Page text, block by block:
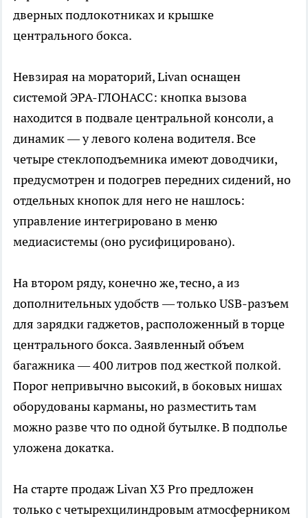
дверных подлокотниках и крышке
центрального бокса.
Невзирая на мораторий, Livan оснащен
системой ЭРА-ГЛОНАСС: кнопка вызова
находится в подвале центральной консоли, а
динамик — у левого колена водителя. Все
четыре стеклоподъемника имеют доводчики,
предусмотрен и подогрев передних сидений, но
отдельных кнопок для него не нашлось:
управление интегрировано в меню
медиасистемы (оно русифицировано).
На втором ряду, конечно же, тесно, а из
дополнительных удобств — только USB-разъем
для зарядки гаджетов, расположенный в торце
центрального бокса. Заявленный объем
багажника — 400 литров под жесткой полкой.
Порог непривычно высокий, в боковых нишах
оборудованы карманы, но разместить там
можно разве что по одной бутылке. В подполье
уложена докатка.
На старте продаж Livan X3 Pro предложен
только с четырехцилиндровым атмосферником